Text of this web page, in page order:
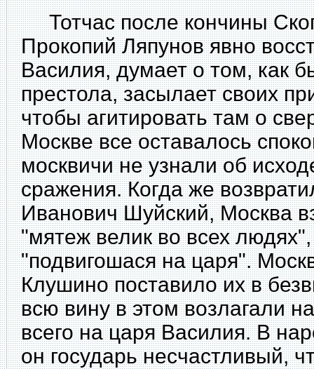
Тотчас после кончины
Прокопий Ляпунов явно
Василия, думает о том, как
престола, засылает своих
чтобы агитировать там о
Москве все оставалось
москвичи не узнали об
сражения. Когда же
Иванович Шуйский, Москва
"мятеж велик во всех
"подвигошася на царя".
Клушино поставило их в
всю вину в этом возлагали
всего на царя Василия. В
он государь несчастливый,